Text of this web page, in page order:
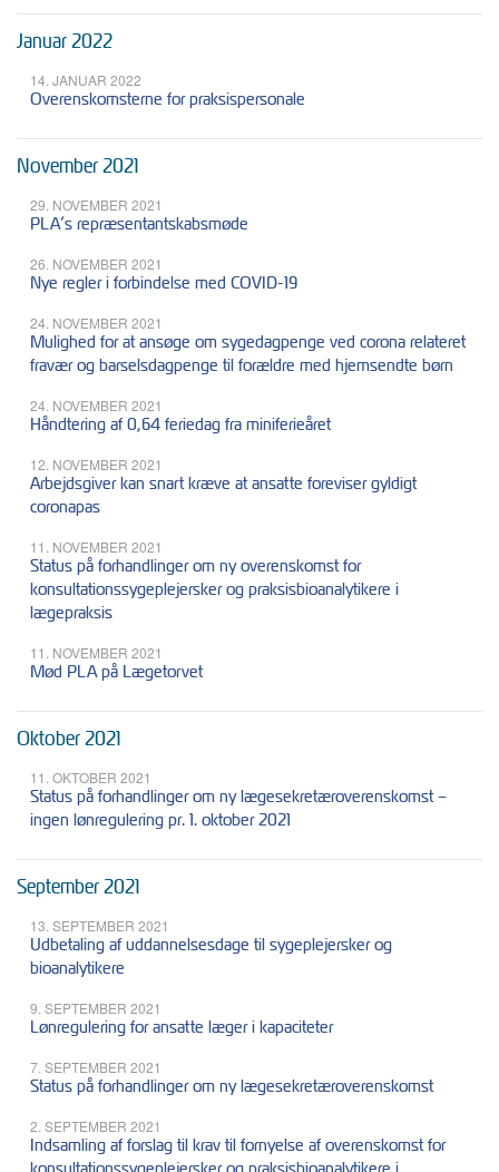
Januar 2022
14. JANUAR 2022
Overenskomsterne for praksispersonale
November 2021
29. NOVEMBER 2021
PLA’s repræsentantskabsmøde
26. NOVEMBER 2021
Nye regler i forbindelse med COVID-19
24. NOVEMBER 2021
Mulighed for at ansøge om sygedagpenge ved corona relateret
fravær og barselsdagpenge til forældre med hjemsendte børn
24. NOVEMBER 2021
Håndtering af 0,64 feriedag fra miniferieåret
12. NOVEMBER 2021
Arbejdsgiver kan snart kræve at ansatte foreviser gyldigt
coronapas
11. NOVEMBER 2021
Status på forhandlinger om ny overenskomst for
konsultationssygeplejersker og praksisbioanalytikere i
lægepraksis
11. NOVEMBER 2021
Mød PLA på Lægetorvet
Oktober 2021
11. OKTOBER 2021
Status på forhandlinger om ny lægesekretæroverenskomst –
ingen lønregulering pr. 1. oktober 2021
September 2021
13. SEPTEMBER 2021
Udbetaling af uddannelsesdage til sygeplejersker og
bioanalytikere
9. SEPTEMBER 2021
Lønregulering for ansatte læger i kapaciteter
7. SEPTEMBER 2021
Status på forhandlinger om ny lægesekretæroverenskomst
2. SEPTEMBER 2021
Indsamling af forslag til krav til fornyelse af overenskomst for